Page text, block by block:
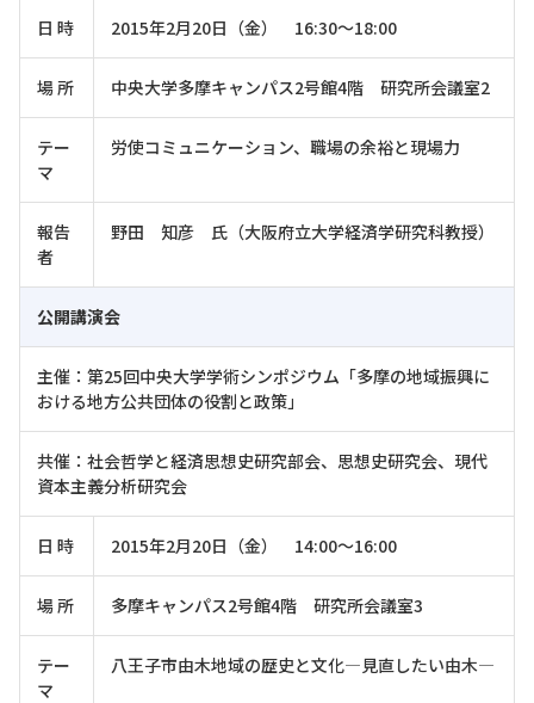
日 時 2015年2月20日（金） 16:30～18:00
場 所 中央大学多摩キャンパス2号館4階 研究所会議室2
テー
マ
労使コミュニケーション、職場の余裕と現場力
報告
者
野田 知彦 氏（大阪府立大学経済学研究科教授）
公開講演会
主催：第25回中央大学学術シンポジウム「多摩の地域振興に
おける地方公共団体の役割と政策」
共催：社会哲学と経済思想史研究部会、思想史研究会、現代
資本主義分析研究会
日 時 2015年2月20日（金） 14:00～16:00
場 所 多摩キャンパス2号館4階 研究所会議室3
テー
マ
八王子市由木地域の歴史と文化―見直したい由木―